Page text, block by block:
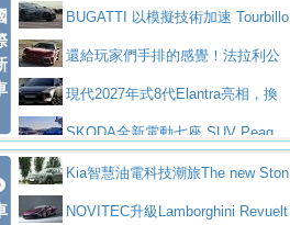
首度前進南台灣熱烈開戰
豪華電能休旅新星 Audi Q4 Sportba
ck 55 e-tron S lineScania Taiwan 逆風而行，加深力
道投資布局
代CX-5全方位進化提前亮相並展開預售94.9
萬起
馬自達公布 2027 年式 MX-5 更
新，新增 Yakudo 特別版
Skoda Peaq 發表全新電動動力系
統 最長續航逾 640 公里、支援雙向供電
BMW M2 首度導入 xDrive 四驅，
美國與瑞士需求成關鍵推手
The all-new T-Roc 魅力 自成焦點
Maserati GT2 Stradale「Tribute to
MC12」全球首度亮相
迎接 RANGE ROVER 品牌家族第
der 碳纖維空力、鍛造輪圈與Inconel排氣
上身
BUGATTI 以模擬技術加速 Tourbillo
n 動態開發還給玩家們手排的感覺！法拉利公
布12Cilidri Manaule手排超跑產品細節
現代2027年式8代Elantra亮相，換
裝更銳利的造型、更先進的資訊娛樂系統及
更高效的動力
SKODA全新電動七座 SUV Peaq
問世，擁有品牌史上最寬敞且豪華的座艙
AUDI推出首款高性能油電超跑Nuvo
lari，0到100公里加速2.6秒、極速350公里
百年三叉戟傳奇再啟程 Maserati 重
Kia智慧油電科技潮旅The new Ston
ic 1-7月累計銷量創歷史新高
NOVITEC升級Lamborghini Revuelt